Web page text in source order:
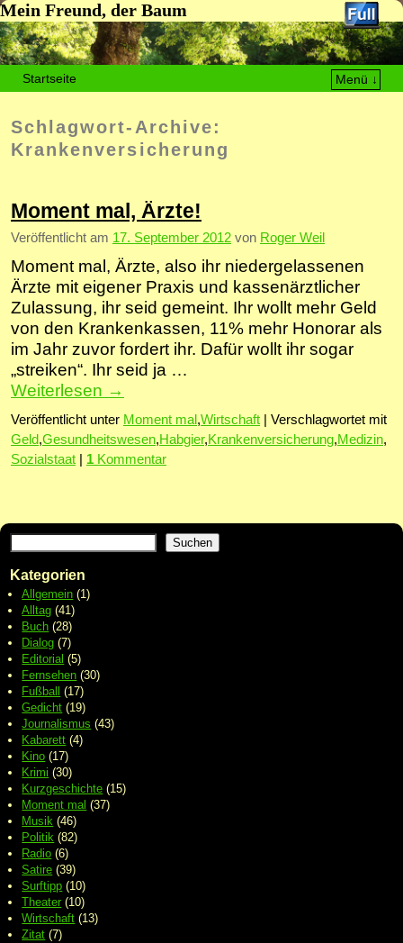
Mein Freund, der Baum
Startseite
Menü ↓
Schlagwort-Archive:
Krankenversicherung
Moment mal, Ärzte!
Veröffentlicht am 17. September 2012 von Roger Weil
Moment mal, Ärzte, also ihr niedergelassenen
Ärzte mit eigener Praxis und kassenärztlicher
Zulassung, ihr seid gemeint. Ihr wollt mehr Geld
von den Krankenkassen, 11% mehr Honorar als
im Jahr zuvor fordert ihr. Dafür wollt ihr sogar
„streiken“. Ihr seid ja …
Weiterlesen →
Veröffentlicht unter Moment mal ,Wirtschaft
Verschlagwortet mit
Geld,Gesundheitswesen,Habgier,Krankenversicherung,Medizin,
Sozialstaat
1 Kommentar
Suchen
Kategorien
Allgemein (1)
Alltag (41)
Buch (28)
Dialog (7)
Editorial (5)
Fernsehen (30)
Fußball (17)
Gedicht (19)
Journalismus (43)
Kabarett (4)
Kino (17)
Krimi (30)
Kurzgeschichte (15)
Moment mal (37)
Musik (46)
Politik (82)
Radio (6)
Satire (39)
Surftipp (10)
Theater (10)
Wirtschaft (13)
Zitat (7)